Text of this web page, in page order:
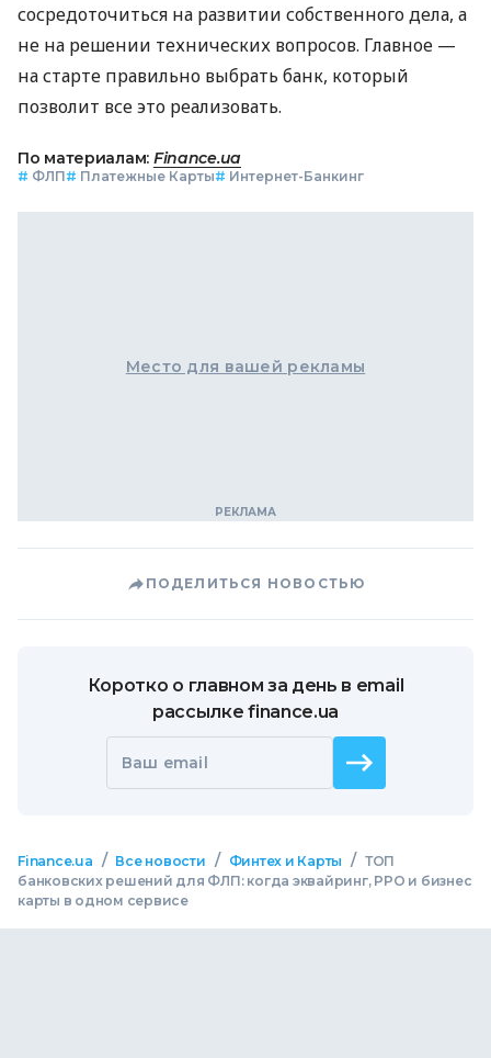
сосредоточиться на развитии собственного дела, а
не на решении технических вопросов. Главное —
на старте правильно выбрать банк, который
позволит все это реализовать.
По материалам: Finance.ua
# ФЛП# Платежные Карты# Интернет-Банкинг
Место для вашей рекламы
ПОДЕЛИТЬСЯ НОВОСТЬЮ
Коротко о главном за день в email
рассылке finance.ua
Ваш email
Finance.ua / Все новости / Финтех и Карты / ТОП
банковских решений для ФЛП: когда эквайринг, РРО и бизнес
карты в одном сервисе